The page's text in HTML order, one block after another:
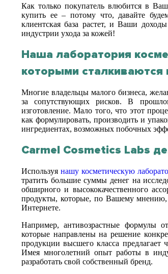
Как только покупатель влюбится в
купить ее – потому что, давайте
клиентская база растет, и Ваши
индустрии ухода за кожей!
Наша лаборатория
которыми сталкиваются
Многие владельцы малого бизнеса,
за сопутствующих рисков. В
изготовление. Мало того, что этот
как формулировать, производить и
ингредиентах, возможных побочных
Carmel Cosmetics Labs
Используя нашу косметическую
тратить большие суммы денег на
обширного и высококачественного
продукты, которые, по Вашему мнению,
Интернете.
Например, антивозрастные формулы
которые направлены на решение
продукции высшего класса предлагает
Имея многолетний опыт работы в
разработать свой собственный бренд.